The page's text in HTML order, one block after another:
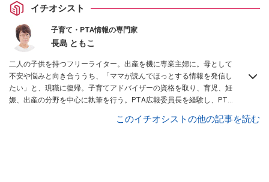
イチオシスト
子育て・PTA情報の専門家
長島 ともこ
二人の子供を持つフリーライター。出産を機に専業主婦に。母として
不安や悩みと向き合ううち、「ママが読んでほっとする情報を発信し
たい」と、現職に復帰。子育てアドバイザーの資格を取り、育児、妊
娠、出産の分野を中心に執筆を行う。PTA広報委員長を経験し、PTA
このイチオシストの他の記事を読む